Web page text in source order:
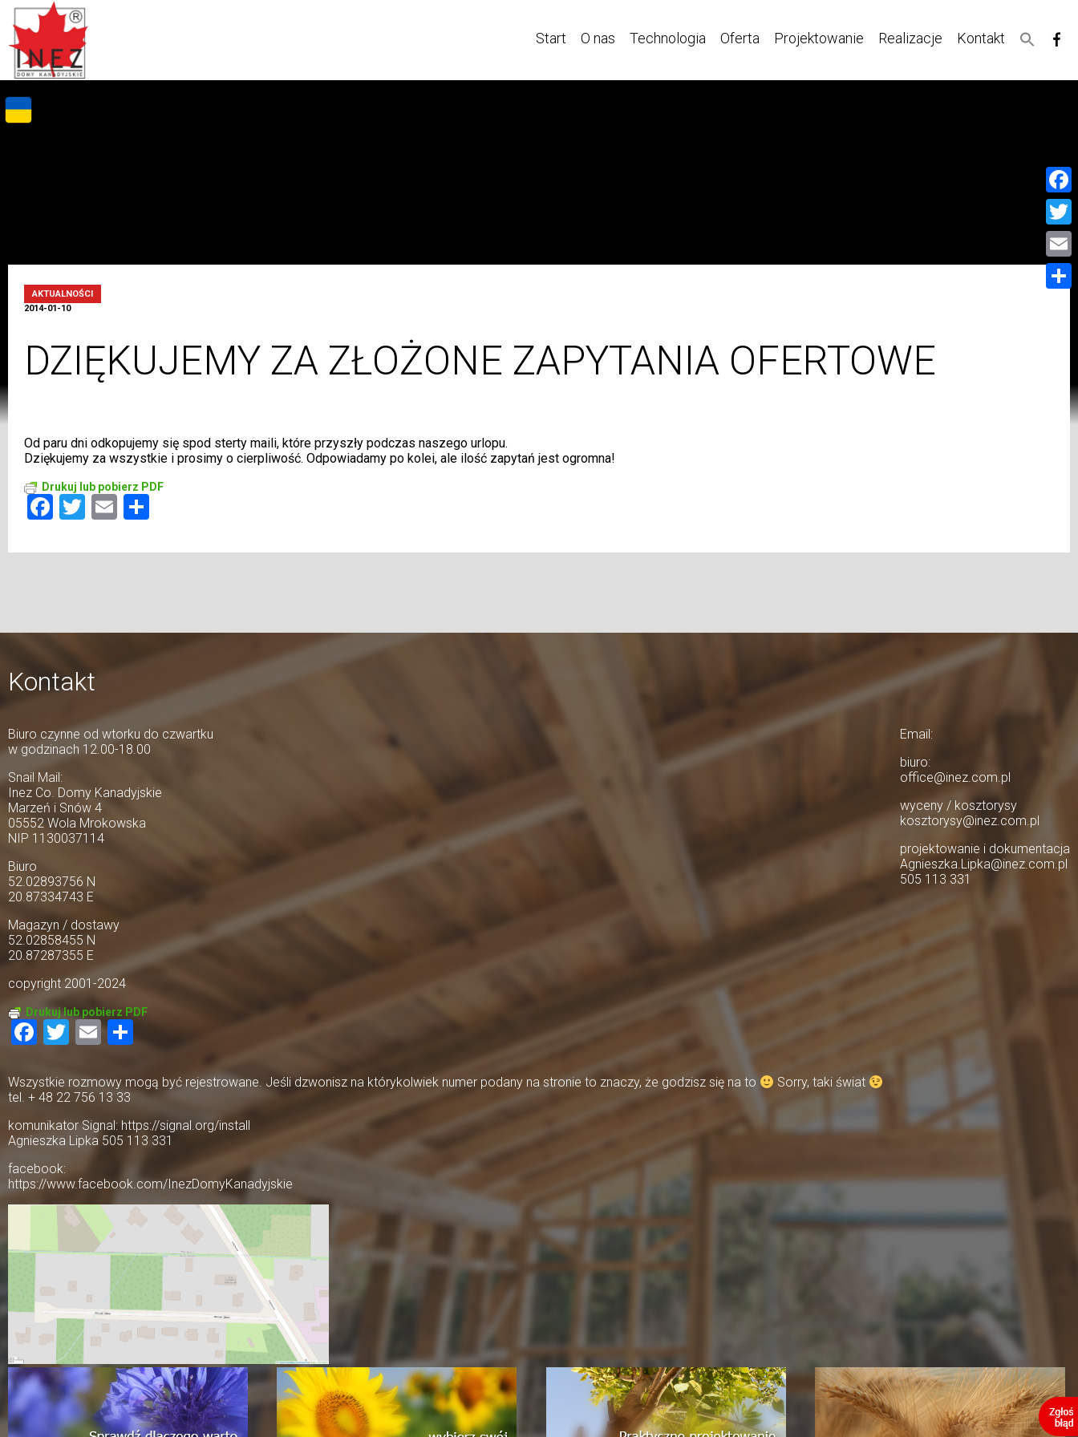
Start O nas Technologia Oferta Projektowanie Realizacje Kontakt
AKTUALNOŚCI
2014-01-10
DZIĘKUJEMY ZA ZŁOŻONE ZAPYTANIA OFERTOWE
Od paru dni odkopujemy się spod sterty maili, które przyszły podczas naszego urlopu.
Dziękujemy za wszystkie i prosimy o cierpliwość. Odpowiadamy po kolei, ale ilość zapytań jest ogromna!
Drukuj lub pobierz PDF
Facebook
Twitter
Email
Kontakt
Biuro czynne od wtorku do czwartku
w godzinach 12.00-18.00
Snail Mail:
Inez Co. Domy Kanadyjskie
Marzeń i Snów 4
05552 Wola Mrokowska
NIP 1130037114
Biuro
52.02893756 N
20.87334743 E
Magazyn / dostawy
52.02858455 N
20.87287355 E
copyright 2001-2024
Drukuj lub pobierz PDF
Facebook
Twitter
EmailShare
Email:
biuro:
office@inez.com.pl
wyceny / kosztorysy
kosztorysy@inez.com.pl
projektowanie i dokumentacja
Agnieszka.Lipka@inez.com.pl
505 113 331
Wszystkie rozmowy mogą być rejestrowane. Jeśli dzwonisz na którykolwiek numer podany na stronie to znaczy, że godzisz się na to
Sorry, taki świat
tel. + 48 22 756 13 33
komunikator Signal: https://signal.org/install
Agnieszka Lipka 505 113 331
facebook:
https://www.facebook.com/InezDomyKanadyjskie
Email